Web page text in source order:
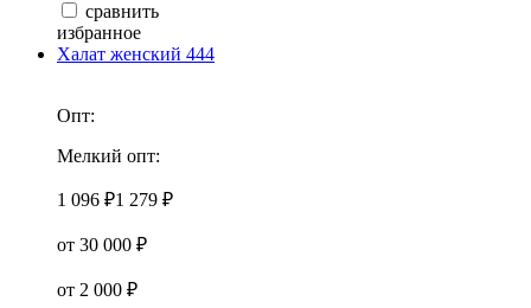
сравнить
избранное
Халат женский 444
Опт:
Мелкий опт:
1 096 ₽1 279 ₽
от 30 000 ₽
от 2 000 ₽